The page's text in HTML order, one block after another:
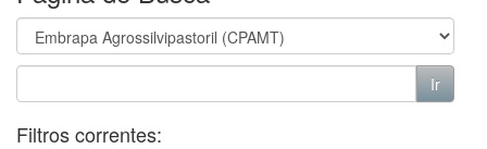
Filtros correntes: